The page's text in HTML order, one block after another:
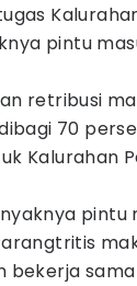
pintu
retribusi
70
Kalurahan
pintu
bekerja